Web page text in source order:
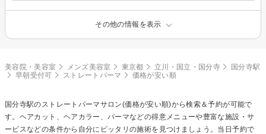
その他の情報を表示
美容院・美容室 メンズ美容室 東京都 立川・国立・国分寺
国分寺駅
早朝受付可
ストレートパーマ 価格が安い順
国分寺駅の ストレートパーマサロン(価格が安い順)から検索＆予約が可能で
す。ヘアカット、ヘアカラー、パーマなどの得意メニューや豊富な施設・サ
ービスなどの条件から自分にピッタリの施術を見つけましょう。当日予約で